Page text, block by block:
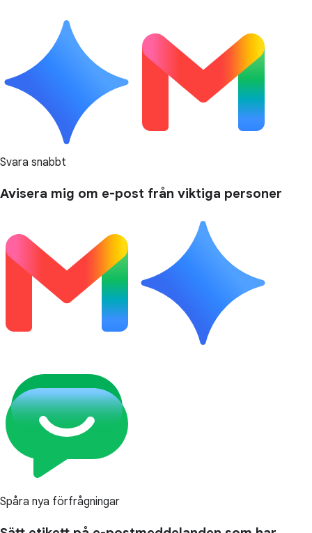
Svara snabbt
Avisera mig om e-post från viktiga personer
Spåra nya förfrågningar